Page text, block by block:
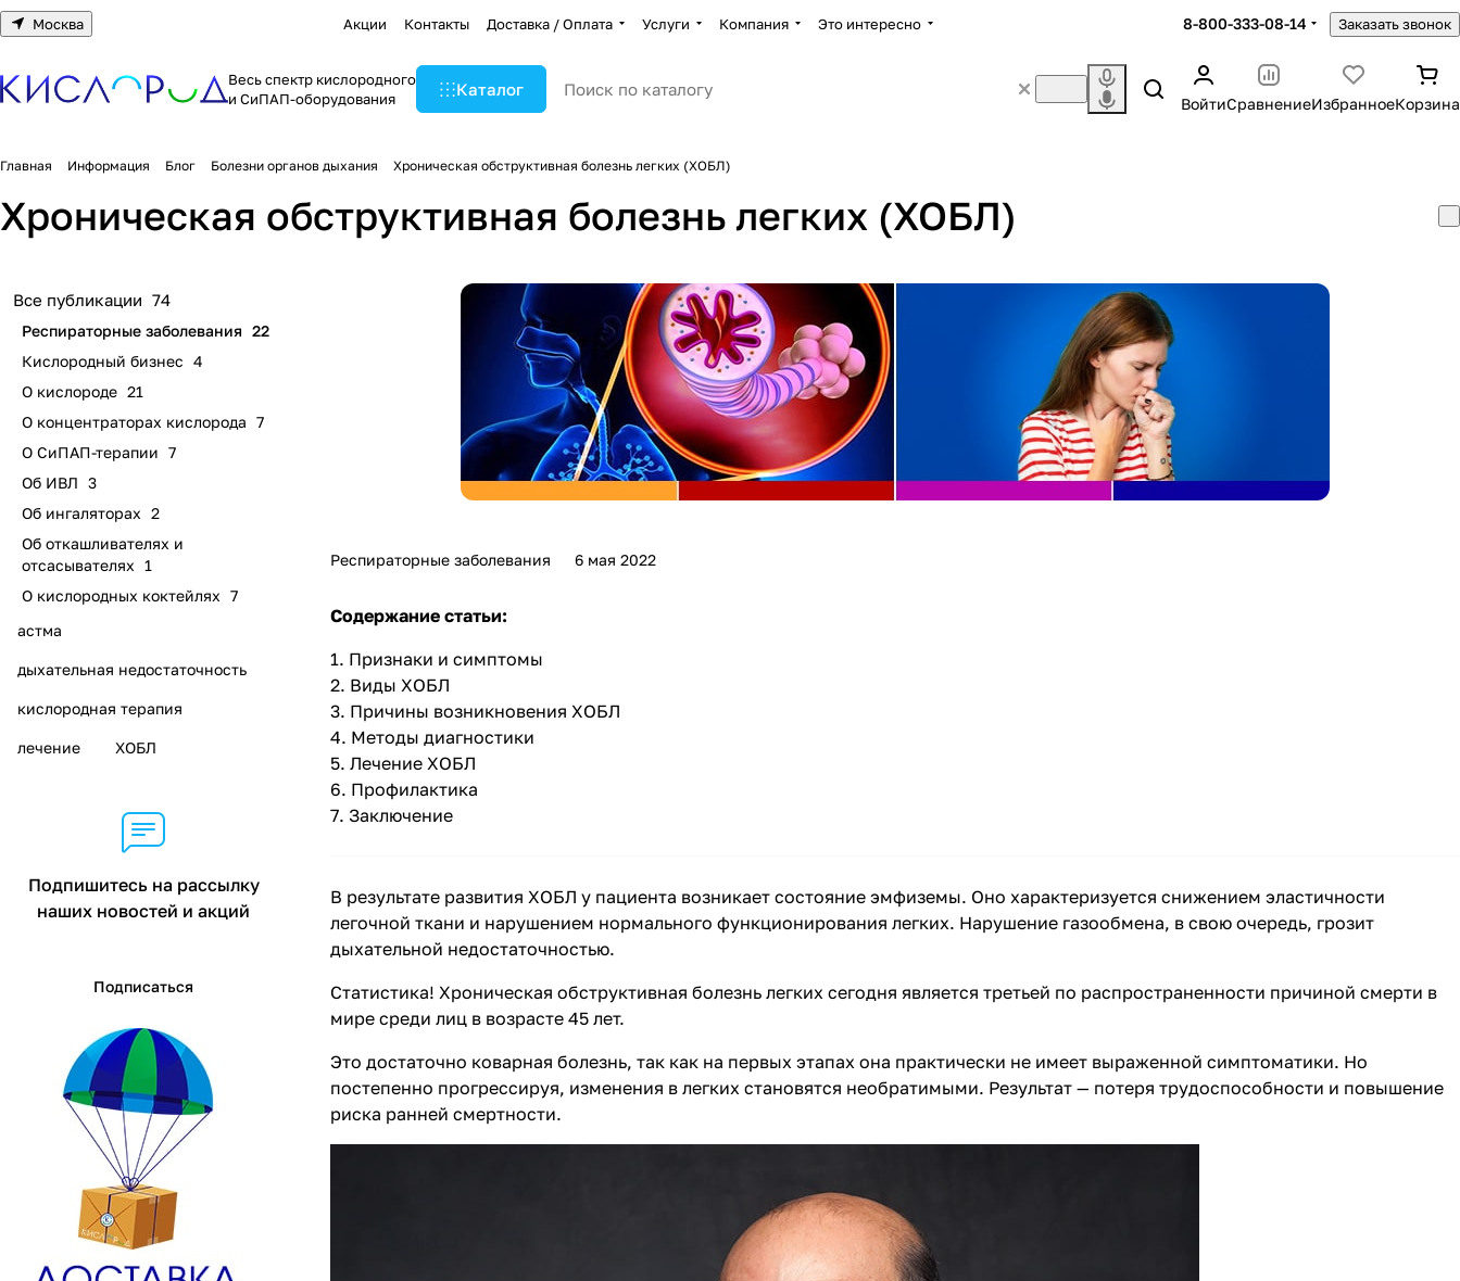
Москва Акции Контакты Доставка / Оплата Услуги Компания Это интересно 8-800-333-08-14 Заказать звонок
Весь спектр кислородного
и СиПАП-оборудования
Каталог
ВойтиСравнениеИзбранноеКорзина
Главная Информация Блог Болезни органов дыхания Хроническая обструктивная болезнь легких (ХОБЛ)
Хроническая обструктивная болезнь легких (ХОБЛ)
Респираторные заболевания 6 мая 2022
Содержание статьи:
1. Признаки и симптомы
2. Виды ХОБЛ
3. Причины возникновения ХОБЛ
4. Методы диагностики
5. Лечение ХОБЛ
6. Профилактика
7. Заключение
В результате развития ХОБЛ у пациента возникает состояние эмфиземы. Оно характеризуется снижением эластичности
легочной ткани и нарушением нормального функционирования легких. Нарушение газообмена, в свою очередь, грозит
дыхательной недостаточностью.
Статистика! Хроническая обструктивная болезнь легких сегодня является третьей по распространенности причиной смерти в
мире среди лиц в возрасте 45 лет.
Это достаточно коварная болезнь, так как на первых этапах она практически не имеет выраженной симптоматики. Но
постепенно прогрессируя, изменения в легких становятся необратимыми. Результат — потеря трудоспособности и повышение
риска ранней смертности.
Все публикации 74
Респираторные заболевания 22
Кислородный бизнес 4
О кислороде 21
О концентраторах кислорода 7
О СиПАП-терапии 7
Об ИВЛ 3
Об ингаляторах 2
Об откашливателях и
отсасывателях 1
О кислородных коктейлях 7
астма
дыхательная недостаточность
кислородная терапия
лечение ХОБЛ
Подпишитесь на рассылку
наших новостей и акций
Подписаться